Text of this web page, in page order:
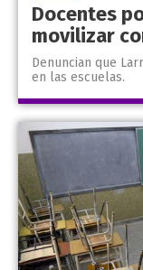
Docentes
movilizar
Denuncian que
en las escuelas.